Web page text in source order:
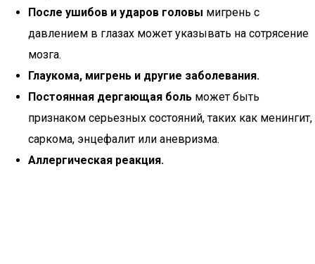
После ушибов и ударов головы мигрень с
давлением в глазах может указывать на сотрясение
мозга.
Глаукома, мигрень и другие заболевания.
Постоянная дергающая боль может быть
признаком серьезных состояний, таких как менингит,
саркома, энцефалит или аневризма.
Аллергическая реакция.